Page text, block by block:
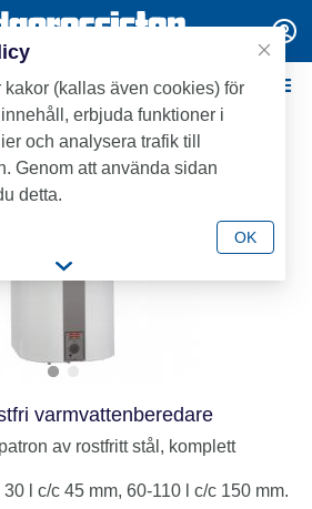
varmvattenberedare
av rostfritt stål, komplett
l c/c 45 mm, 60-110 l c/c 150 mm.
(kallas även cookies) för
erbjuda funktioner i
och analysera trafik till
Genom att använda sidan
detta.
OK